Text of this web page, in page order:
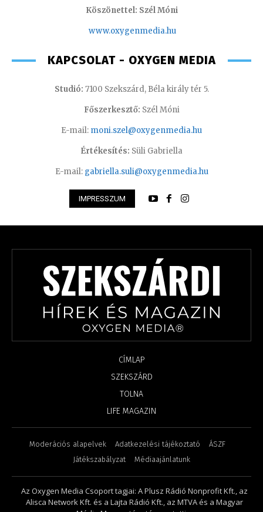
Köszönettel: Szél Móni
www.oxygenmedia.hu
KAPCSOLAT - OXYGEN MEDIA
Studió: 7100 Szekszárd, Béla király tér 5.
Főszerkesztő: Szél Móni
E-mail: moni.szel@oxygenmedia.hu
Értékesítés: Süli Gabriella
E-mail: gabriella.suli@oxygenmedia.hu
IMPRESSZUM
CÍMLAP
SZEKSZÁRD
TOLNA
LIFE MAGAZIN
Moderációs alapelvek Adatkezelési tájékoztató
ÁSZF
Játékszabályzat
Médiaajánlatunk
Az Oxygen Media Csoport tagjai: A Plusz Rádió Nonprofit Kft., az
Alisca Network Kft. és a Lajta Rádió Kft., az MTVA és a Magyar